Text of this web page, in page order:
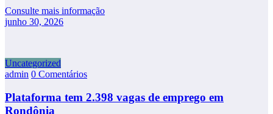
Consulte mais informação
junho 30, 2026
Uncategorized
admin 0 Comentários
Plataforma tem 2.398 vagas de emprego em
Rondônia